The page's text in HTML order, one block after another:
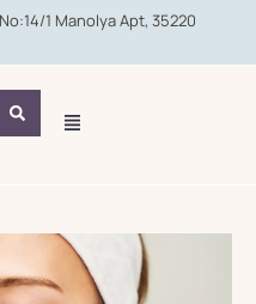
1 Manolya Apt, 35220